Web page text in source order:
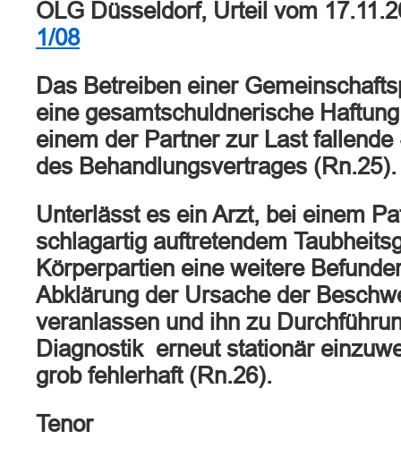
OLG Düsseldorf, Urteil vom
1/08
Das Betreiben einer
eine gesamtschuldnerische
einem der Partner zur Last
des Behandlungsvertrages (Rn.25).
Unterlässt es ein Arzt, bei einem
schlagartig auftretendem
Körperpartien eine weitere
Abklärung der Ursache der
veranlassen und ihn zu
Diagnostik erneut stationär
grob fehlerhaft (Rn.26).
Tenor